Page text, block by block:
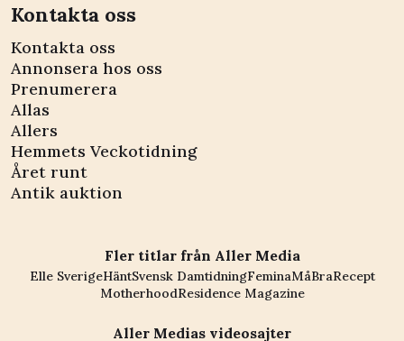
Kontakta oss
Kontakta oss
Annonsera hos oss
Prenumerera
Allas
Allers
Hemmets Veckotidning
Året runt
Antik auktion
Fler titlar från Aller Media
Elle SverigeHäntSvensk DamtidningFeminaMåBraRecept
MotherhoodResidence Magazine
Aller Medias videosajter